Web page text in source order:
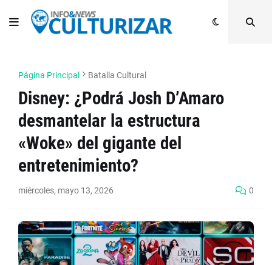
Página Principal Batalla Cultural
Disney: ¿Podrá Josh D’Amaro
desmantelar la estructura
«Woke» del gigante del
entretenimiento?
miércoles, mayo 13, 2026 0